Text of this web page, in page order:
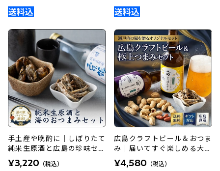
手土産や晩酌に｜しぼりたて
純米生原酒と広島の珍味セッ
ト
¥3,220 （税込）
広島クラフトビール＆おつま
み｜届いてすぐ楽しめる大人
のペアリングギフト
¥4,580 （税込）